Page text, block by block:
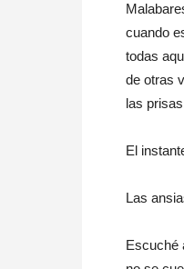
cuando
todas
de otras
las
El
Las
Escuché